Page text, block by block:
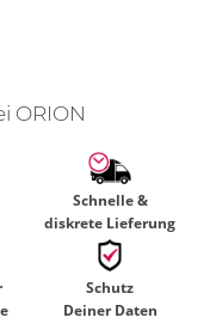
ORION
Schnelle &
diskrete Lieferung
Schutz
Deiner Daten